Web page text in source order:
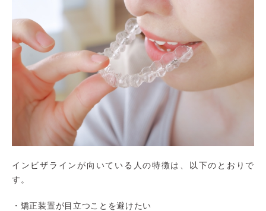
インビザラインが向いている人の特徴は、以下のとおりで
す。
・矯正装置が目立つことを避けたい